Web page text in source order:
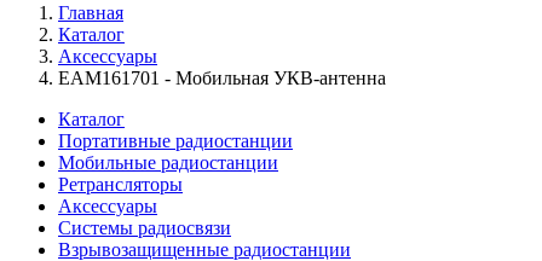
Главная
Каталог
Аксессуары
EAM161701 - Мобильная УКВ-антенна
Каталог
Портативные радиостанции
Мобильные радиостанции
Ретрансляторы
Аксессуары
Системы радиосвязи
Взрывозащищенные радиостанции